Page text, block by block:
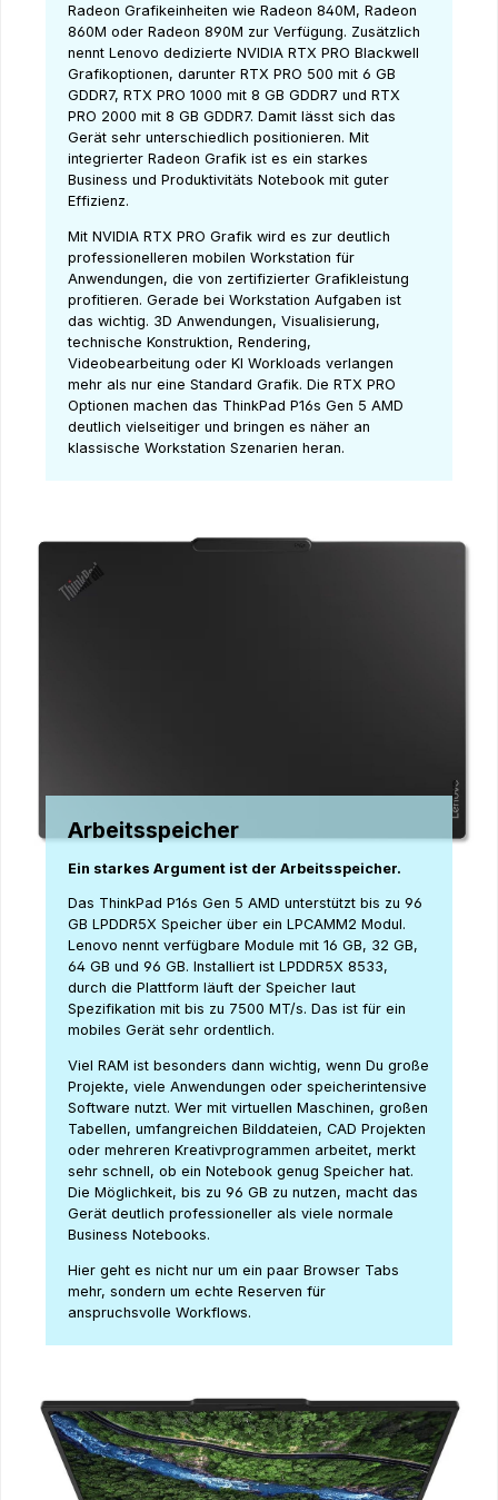
Radeon Grafikeinheiten wie Radeon 840M, Radeon
860M oder Radeon 890M zur Verfügung. Zusätzlich
nennt Lenovo dedizierte NVIDIA RTX PRO Blackwell
Grafikoptionen, darunter RTX PRO 500 mit 6 GB
GDDR7, RTX PRO 1000 mit 8 GB GDDR7 und RTX
PRO 2000 mit 8 GB GDDR7. Damit lässt sich das
Gerät sehr unterschiedlich positionieren. Mit
integrierter Radeon Grafik ist es ein starkes
Business und Produktivitäts Notebook mit guter
Effizienz.
Mit NVIDIA RTX PRO Grafik wird es zur deutlich
professionelleren mobilen Workstation für
Anwendungen, die von zertifizierter Grafikleistung
profitieren. Gerade bei Workstation Aufgaben ist
das wichtig. 3D Anwendungen, Visualisierung,
technische Konstruktion, Rendering,
Videobearbeitung oder KI Workloads verlangen
mehr als nur eine Standard Grafik. Die RTX PRO
Optionen machen das ThinkPad P16s Gen 5 AMD
deutlich vielseitiger und bringen es näher an
klassische Workstation Szenarien heran.
Arbeitsspeicher
Ein starkes Argument ist der Arbeitsspeicher.
Das ThinkPad P16s Gen 5 AMD unterstützt bis zu 96
GB LPDDR5X Speicher über ein LPCAMM2 Modul.
Lenovo nennt verfügbare Module mit 16 GB, 32 GB,
64 GB und 96 GB. Installiert ist LPDDR5X 8533,
durch die Plattform läuft der Speicher laut
Spezifikation mit bis zu 7500 MT/s. Das ist für ein
mobiles Gerät sehr ordentlich.
Viel RAM ist besonders dann wichtig, wenn Du große
Projekte, viele Anwendungen oder speicherintensive
Software nutzt. Wer mit virtuellen Maschinen, großen
Tabellen, umfangreichen Bilddateien, CAD Projekten
oder mehreren Kreativprogrammen arbeitet, merkt
sehr schnell, ob ein Notebook genug Speicher hat.
Die Möglichkeit, bis zu 96 GB zu nutzen, macht das
Gerät deutlich professioneller als viele normale
Business Notebooks.
Hier geht es nicht nur um ein paar Browser Tabs
mehr, sondern um echte Reserven für
anspruchsvolle Workflows.